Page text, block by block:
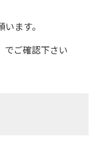
ます。
でご確認下さい